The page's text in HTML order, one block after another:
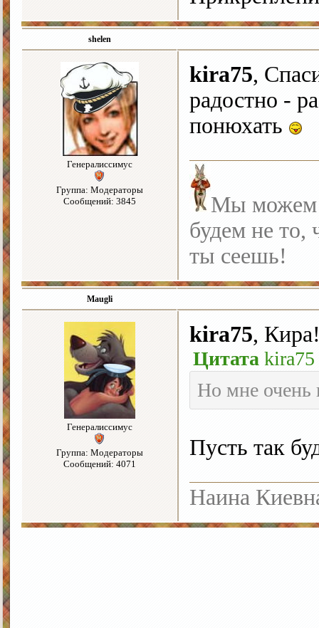
shelen
Генералиссимус
Группа: Модераторы
Сообщений: 3845
kira75,
радостно -
понюхать
Мы можем
будем не то,
ты сеешь!
Maugli
Генералиссимус
Группа: Модераторы
Сообщений: 4071
kira75,
Цитата kira75
Но мне очень
Пусть так
Наина